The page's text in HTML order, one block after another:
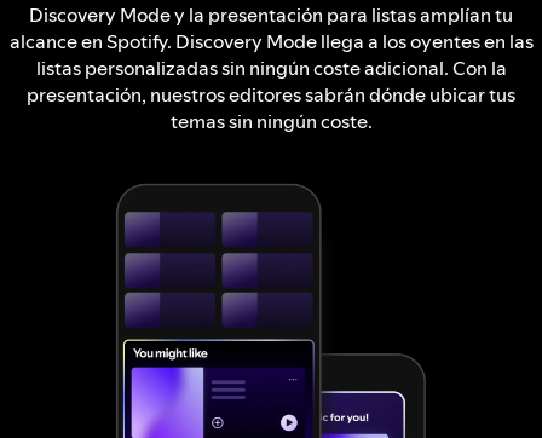
Discovery Mode y la presentación para listas amplían tu
alcance en Spotify. Discovery Mode llega a los oyentes en las
listas personalizadas sin ningún coste adicional. Con la
presentación, nuestros editores sabrán dónde ubicar tus
temas sin ningún coste.